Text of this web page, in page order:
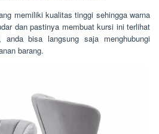
memiliki kualitas tinggi sehingga warna
dan pastinya membuat kursi ini terlihat
bisa langsung saja menghubungi
barang.